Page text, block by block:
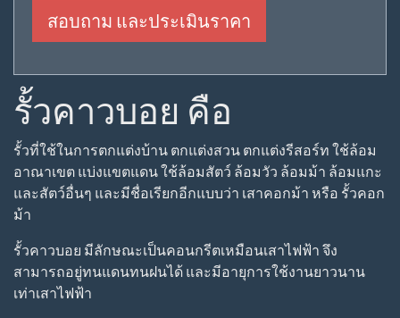
สอบถาม และประเมินราคา
รั้วคาวบอย คือ
รั้วที่ใช้ในการตกแต่งบ้าน ตกแต่งสวน ตกแต่งรีสอร์ท ใช้ล้อม
อาณาเขต แบ่งแขตแดน ใช้ล้อมสัตว์ ล้อมวัว ล้อมม้า ล้อมแกะ
และสัตว์อื่นๆ และมีชื่อเรียกอีกแบบว่า เสาคอกม้า หรือ รั้วคอก
ม้า
รั้วคาวบอย มีลักษณะเป็นคอนกรีตเหมือนเสาไฟฟ้า จึง
สามารถอยู่ทนแดนทนฝนได้ และมีอายุการใช้งานยาวนาน
เท่าเสาไฟฟ้า